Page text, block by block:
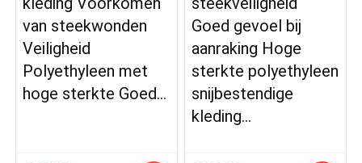
van steekwonden
Veiligheid
Polyethyleen met
hoge sterkte Goed…
Goed gevoel bij
aanraking Hoge
sterkte polyethyleen
snijbestendige
kleding…